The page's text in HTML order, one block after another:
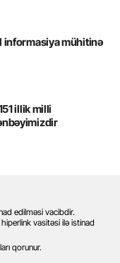
informasiya mühitinə
illik milli
edilməsi vacibdir.
vasitəsi ilə istinad
qorunur.